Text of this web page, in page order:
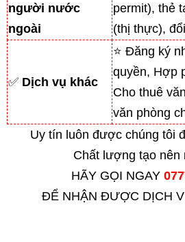
người nước
ngoài
permit), thẻ
(thị thực),
✅ Dịch vụ khác
⭐ Đăng ký
quyền, Hợp
Cho thuê
văn phòng
Uy tín luôn được chúng tôi
Chất lượng tạo nên
HÃY GỌI NGAY
ĐỂ NHẬN ĐƯỢC DỊCH